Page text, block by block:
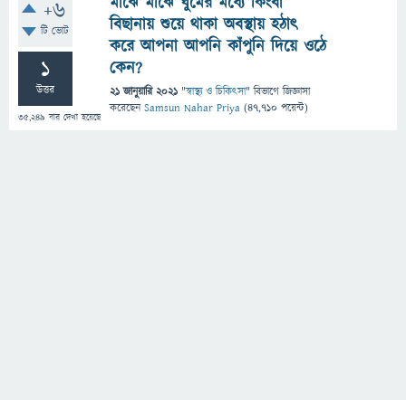
+6
টি ভোট
1
উত্তর
35,249 বার দেখা হয়েছে
বিছানায় শুয়ে থাকা অবস্থায় হঠাৎ
করে আপনা আপনি কাঁপুনি দিয়ে ওঠে
কেন?
21 জানুয়ারি 2021 "স্বাস্থ্য ও চিকিৎসা" বিভাগে জিজ্ঞাসা
করেছেনSamsun Nahar Priya (47,710 পয়েন্ট)